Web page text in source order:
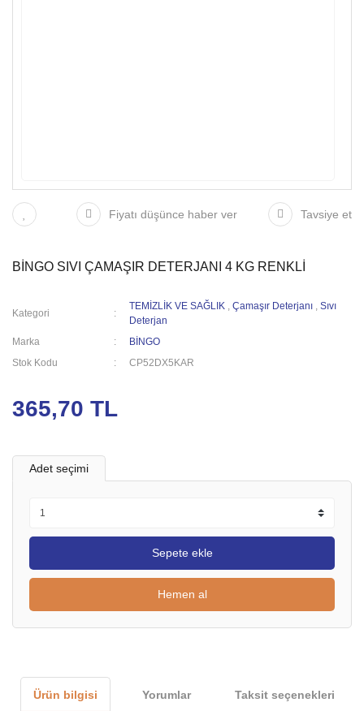
Fiyatı düşünce haber ver Tavsiye et
BİNGO SIVI ÇAMAŞIR DETERJANI 4 KG RENKLİ
Kategori
TEMİZLİK VE SAĞLIK ,Çamaşır Deterjanı ,Sıvı
Deterjan
Marka
BİNGO
Stok Kodu
CP52DX5KAR
365,70 TL
Adet seçimi
Sepete ekle
Hemen al
Ürün bilgisi Yorumlar Taksit seçenekleri